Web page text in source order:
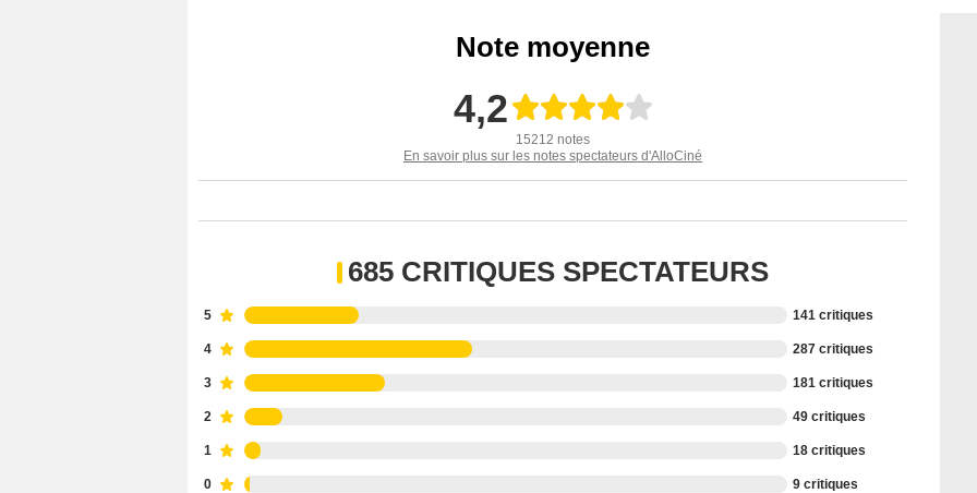
Note moyenne
4,2
15212 notes
En savoir plus sur les notes spectateurs d'AlloCiné
685 CRITIQUES SPECTATEURS
5 141 critiques
4 287 critiques
3 181 critiques
2 49 critiques
1 18 critiques
0 9 critiques